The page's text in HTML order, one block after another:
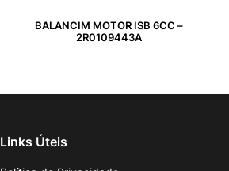
BALANCIM MOTOR ISB 6CC –
2R0109443A
Links Úteis